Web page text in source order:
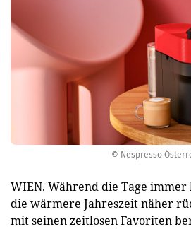
© Nespresso
WIEN. Während die Tage
die wärmere Jahreszeit näher
mit seinen zeitlosen Favoriten